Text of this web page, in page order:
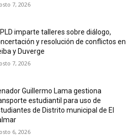
7, 2026
PLD imparte talleres sobre diálogo,
y resolución de conflictos en
y Duverge
7, 2026
Guillermo Lama gestiona
estudiantil para uso de
de Distrito municipal de El
6, 2026